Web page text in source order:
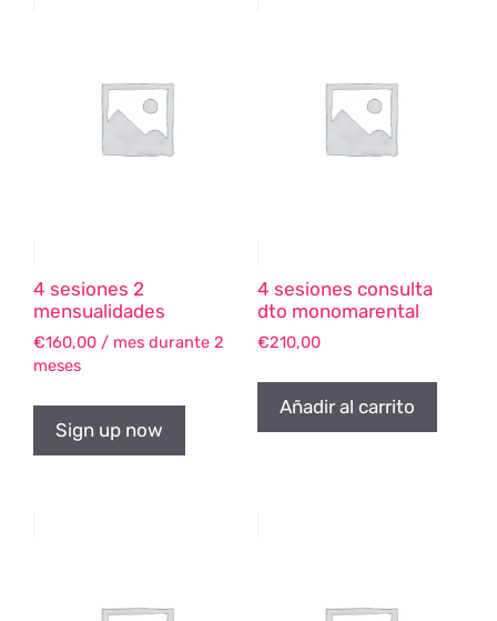
4 sesiones 2
mensualidades
€160,00 / mes durante 2
meses
Sign up now
4 sesiones consulta
dto monomarental
€210,00
Añadir al carrito